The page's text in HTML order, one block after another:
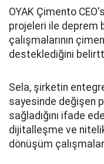
OYAK Çimento
projeleri ile deprem
çalışmalarının
desteklediğini
Sela, şirketin
sayesinde değişen
sağladığını ifade
dijitalleşme ve
dönüşüm